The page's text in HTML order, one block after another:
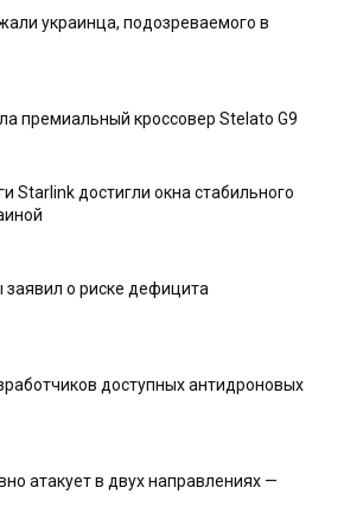
украинца, подозреваемого в
премиальный кроссовер Stelato G9
Starlink достигли окна стабильного
о риске дефицита
доступных антидроновых
атакует в двух направлениях —